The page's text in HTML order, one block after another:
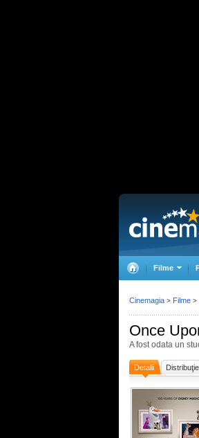
Filme
Once
A fost odata un
Detalii Distribuţie
Cinemagia > Filme >